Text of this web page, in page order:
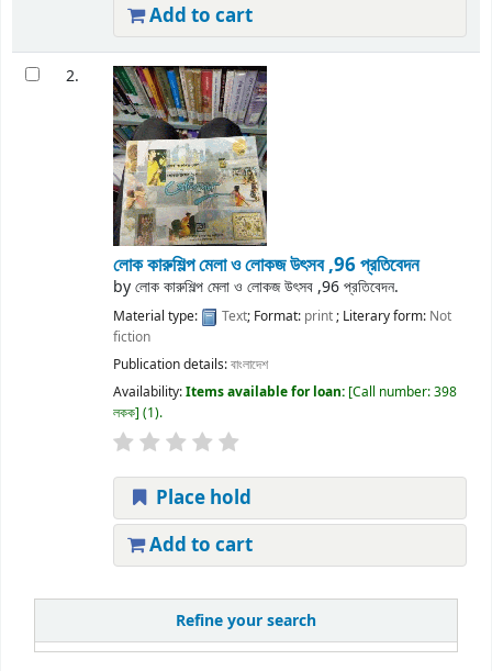
Refine your search
Add to cart
2.
লোক কারুশিল্প মেলা ও লোকজ উৎসব ,96 প্রতিবেদন
byলোক কারুশিল্প মেলা ও লোকজ উৎসব ,96 প্রতিবেদন.
Material type: Text; Format: print; Literary form: Not
fiction
Publication details:বাংলাদেশ
Availability:Items available for loan: Call number:398
লকক (1).
Place hold
Add to cart